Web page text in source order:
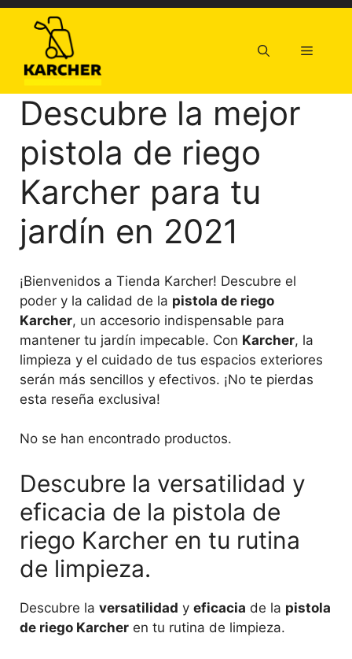
Saltar
contenido
Menú
Descubre la mejor
pistola de riego
Karcher para tu
jardín en 2021
¡Bienvenidos a Tienda Karcher! Descubre el
poder y la calidad de la pistola de riego
Karcher, un accesorio indispensable para
mantener tu jardín impecable. Con Karcher, la
limpieza y el cuidado de tus espacios exteriores
serán más sencillos y efectivos. ¡No te pierdas
esta reseña exclusiva!
No se han encontrado productos.
Descubre la versatilidad y
eficacia de la pistola de
riego Karcher en tu rutina
de limpieza.
Descubre la versatilidad y eficacia de la pistola
de riego Karcher en tu rutina de limpieza.